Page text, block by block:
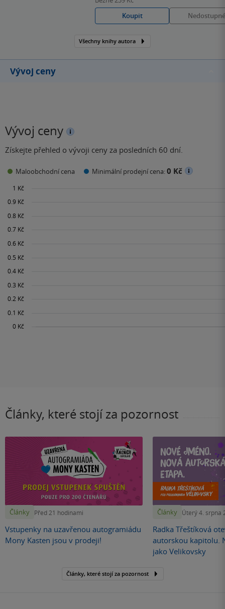
Koupit
Nedostupné
Všechny knihy autora
Vývoj ceny
Vývoj ceny
Získejte přehled o vývoji ceny za posledních 60 dní.
Maloobchodní cena Minimální prodejní cena:0 Kč
Články, které stojí za pozornost
Články Před 21 hodinami
Vstupenky na uzavřenou autogramiádu
Mony Kasten jsou v prodeji!
Články Úterý 4. srpna
Radka Třeštíková
autorskou kapitolu.
jako Velikovsky
Články, které stojí za pozornost